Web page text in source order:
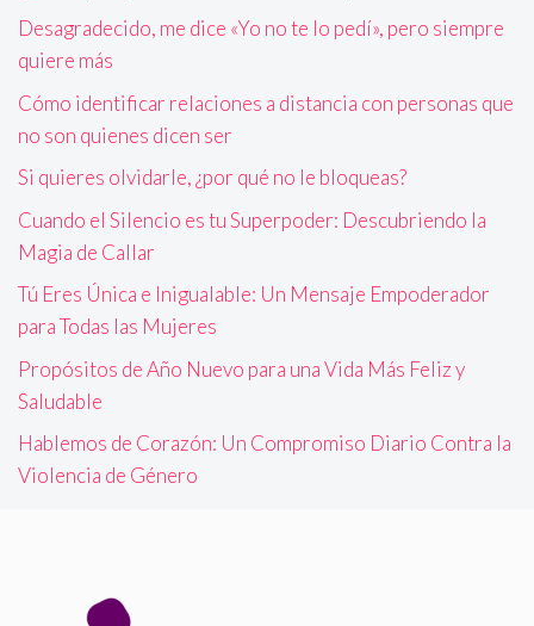
Desagradecido, me dice «Yo no te lo pedí», pero siempre
quiere más
Cómo identificar relaciones a distancia con personas que
no son quienes dicen ser
Si quieres olvidarle, ¿por qué no le bloqueas?
Cuando el Silencio es tu Superpoder: Descubriendo la
Magia de Callar
Tú Eres Única e Inigualable: Un Mensaje Empoderador
para Todas las Mujeres
Propósitos de Año Nuevo para una Vida Más Feliz y
Saludable
Hablemos de Corazón: Un Compromiso Diario Contra la
Violencia de Género